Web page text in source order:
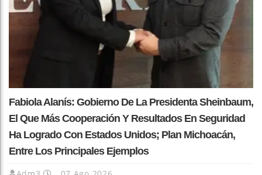
Fabiola Alanís: Gobierno De La Presidenta Sheinbaum,
El Que Más Cooperación Y Resultados En Seguridad
Ha Logrado Con Estados Unidos; Plan Michoacán,
Entre Los Principales Ejemplos